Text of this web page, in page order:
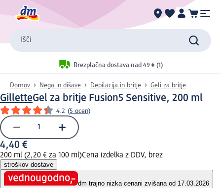
Išči
Brezplačna dostava nad 49 € (1)
Domov Nega in dišave Depilacija in britje Geli za britje
GilletteGel za britje Fusion5 Sensitive, 200 ml
4.2 (5 ocen)
4,40 €
200 ml (2,20 € za 100 ml)Cena izdelka z DDV, brez
stroškov dostave
dm trajno nizka cenani zvišana od 17.03.2026